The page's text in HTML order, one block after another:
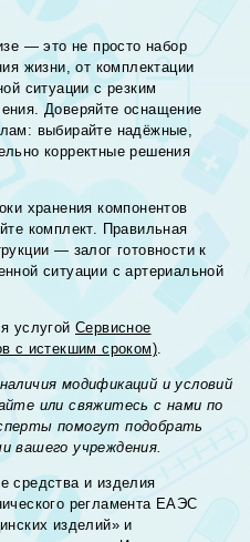
— это не просто набор
жизни, от комплектации
ситуации с резким
Доверяйте оснащение
выбирайте надёжные,
корректные решения
хранения компонентов
комплект. Правильная
— залог готовности к
ситуации с артериальной
услугой Сервисное
с истекшим сроком).
модификаций и условий
или свяжитесь с нами по
помогут подобрать
вашего учреждения.
средства и изделия
регламента ЕАЭС
изделий» и